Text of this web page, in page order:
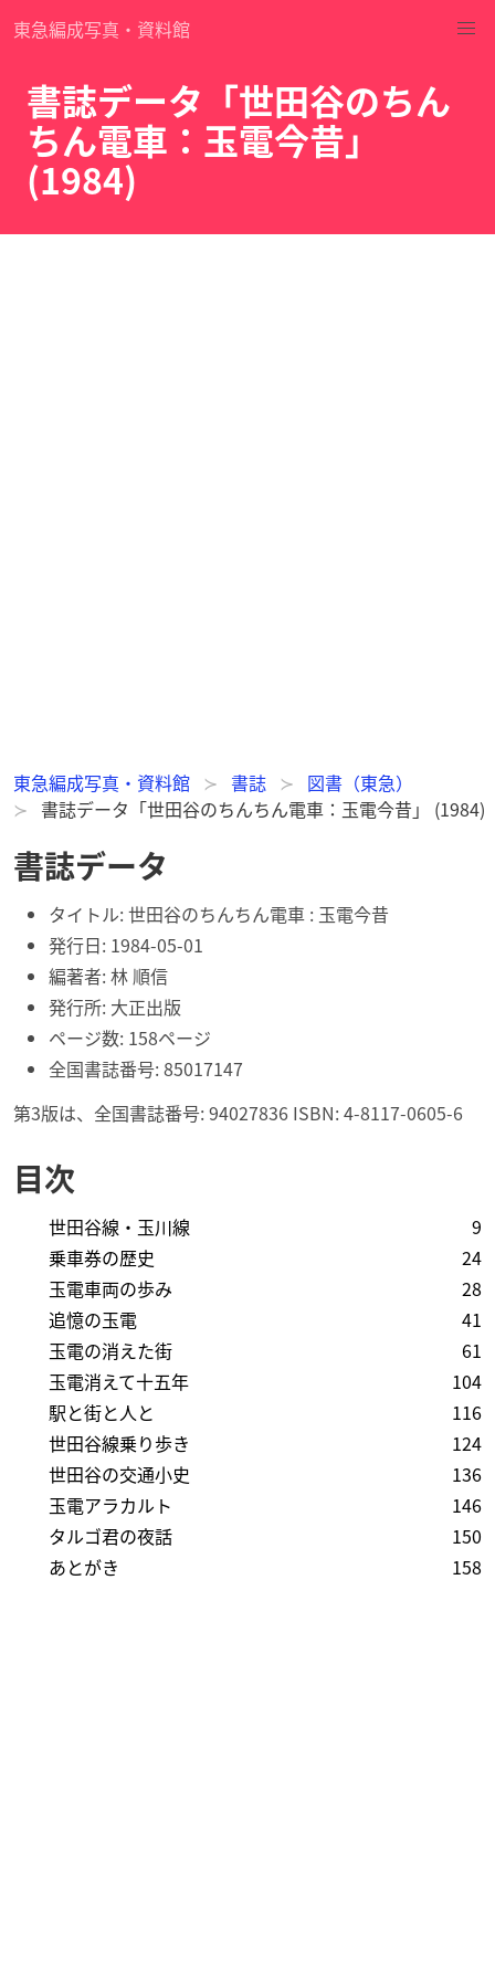
東急編成写真・資料館
書誌データ「世田谷のちん
ちん電車：玉電今昔」
(1984)
東急編成写真・資料館 書誌
図書（東急）
書誌データ「世田谷のちんちん電車：玉電今昔」 (1984)
書誌データ
タイトル:世田谷のちんちん電車 : 玉電今昔
発行日: 1984-05-01
編著者: 林 順信
発行所: 大正出版
ページ数: 158ページ
全国書誌番号: 85017147
第3版は、全国書誌番号: 94027836 ISBN: 4-8117-0605-6
目次
世田谷線・玉川線
9
乗車券の歴史
24
玉電車両の歩み
28
追憶の玉電
41
玉電の消えた街
61
玉電消えて十五年
104
駅と街と人と
116
世田谷線乗り歩き
124
世田谷の交通小史
136
玉電アラカルト
146
タルゴ君の夜話
150
あとがき
158